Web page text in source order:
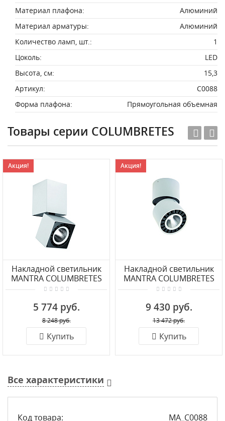
Материал плафона:
Алюминий
Материал арматуры:
Алюминий
Количество ламп, шт.:
1
Цоколь:
LED
Высота, см:
15,3
Артикул:
C0088
Форма плафона:
Прямоугольная объемная
Товары серии COLUMBRETES
Акция!
Накладной светильник
MANTRA COLUMBRETES
C0087
5 774 руб.
8 248 руб.
Купить
Акция!
Накладной светильник
MANTRA COLUMBRETES
C0085
9 430 руб.
13 472 руб.
Купить
Все характеристики
Код товара:
MA_C0088